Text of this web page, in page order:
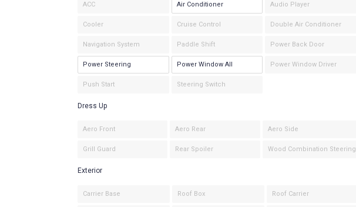
ACC Air Conditioner Audio Player
Cooler Cruise Control Double Air Conditioner
Navigation System Paddle Shift Power Back Door
Power Steering Power Window All Power Window Driver
Push Start Steering Switch
Dress Up
Aero Front Aero Rear Aero Side
Grill Guard Rear Spoiler Wood Combination Steering
Exterior
Carrier Base Roof Box Roof Carrier